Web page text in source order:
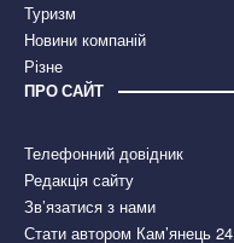
Туризм
Новини компаній
Різне
ПРО САЙТ
Телефонний довідник
Редакція сайту
Зв’язатися з нами
Стати автором Кам’янець 24